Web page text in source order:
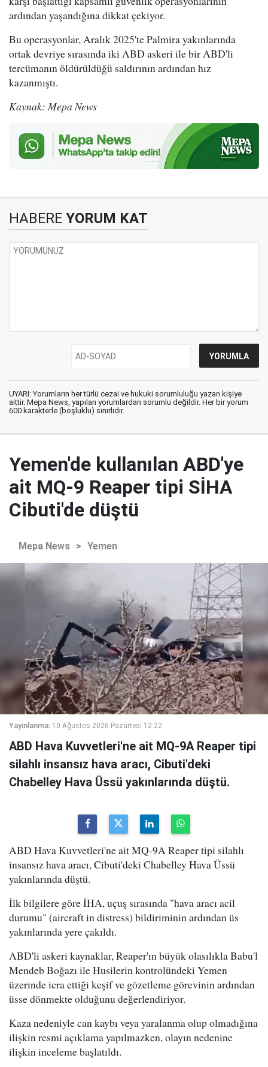
ardından yaşandığına dikkat çekiyor.
Bu operasyonlar, Aralık 2025'te Palmira yakınlarında
ortak devriye sırasında iki ABD askeri ile bir ABD'li
tercümanın öldürüldüğü saldırının ardından hız
kazanmıştı.
Kaynak: Mepa News
HABERE YORUM KAT
UYARI: Yorumların her türlü cezai ve hukuki sorumluluğu yazan kişiye
aittir. Mepa News, yapılan yorumlardan sorumlu değildir. Her bir yorum
600 karakterle (boşluklu) sınırlıdır.
Yemen'de kullanılan ABD'ye
ait MQ-9 Reaper tipi SİHA
Cibuti'de düştü
Mepa News > Yemen
Yayınlanma: 10 Ağustos 2026 Pazartesi 12:22
ABD Hava Kuvvetleri'ne ait MQ-9A Reaper tipi
silahlı insansız hava aracı, Cibuti'deki
Chabelley Hava Üssü yakınlarında düştü.
ABD Hava Kuvvetleri'ne ait MQ-9A Reaper tipi silahlı
insansız hava aracı, Cibuti'deki Chabelley Hava Üssü
yakınlarında düştü.
İlk bilgilere göre İHA, uçuş sırasında "hava aracı acil
durumu" (aircraft in distress) bildiriminin ardından üs
yakınlarında yere çakıldı.
ABD'li askeri kaynaklar, Reaper'ın büyük olasılıkla Babu'l
Mendeb Boğazı ile Husilerin kontrolündeki Yemen
üzerinde icra ettiği keşif ve gözetleme görevinin ardından
üsse dönmekte olduğunu değerlendiriyor.
Kaza nedeniyle can kaybı veya yaralanma olup olmadığına
ilişkin resmi açıklama yapılmazken, olayın nedenine
ilişkin inceleme başlatıldı.